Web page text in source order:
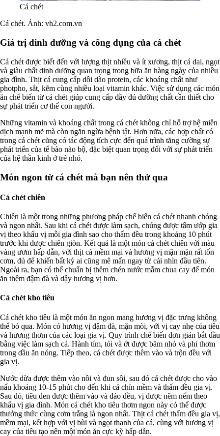
Cá chét
Cá chét. Ảnh: vh2.com.vn
Giá trị dinh dưỡng và công dụng của cá chét
Cá chét được biết đến với lượng thịt nhiều và ít xương, thịt cá dai, ngọt
và giàu chất dinh dưỡng quan trọng trong bữa ăn hàng ngày của nhiều
gia đình. Thịt cá cung cấp dồi dào protein, các khoáng chất như
photpho, sắt, kẽm cùng nhiều loại vitamin khác. Việc sử dụng các món
ăn chế biến từ cá chét giúp cung cấp đầy đủ dưỡng chất cần thiết cho
sự phát triển cơ thể con người.
Những vitamin và khoáng chất trong cá chét không chỉ hỗ trợ hệ miễn
dịch mạnh mẽ mà còn ngăn ngừa bệnh tật. Hơn nữa, các hợp chất có
trong cá chét cũng có tác động tích cực đến quá trình tăng cường sự
phát triển của tế bào não bộ, đặc biệt quan trọng đối với sự phát triển
của hệ thần kinh ở trẻ nhỏ.
Món ngon từ cá chét mà bạn nên thử qua
Cá chét chiên
Chiên là một trong những phương pháp chế biến cá chét nhanh chóng
và ngon nhất. Sau khi cá chét được làm sạch, chúng được tẩm ướp gia
vị theo khẩu vị mỗi gia đình sao cho thấm đều trong khoảng 10 phút
trước khi được chiên giòn. Kết quả là một món cá chét chiên với màu
vàng ươm hấp dẫn, với thịt cá mềm mại và hương vị mặn mặn rất tốn
cơm, đủ để khiến bất kỳ ai cũng mê mẩn ngay từ cái nhìn đầu tiên.
Ngoài ra, bạn có thể chuẩn bị thêm chén nước mắm chua cay để món
ăn thêm đậm đà và dậy hương vị hơn.
Cá chét kho tiêu
Cá chét kho tiêu là một món ăn ngon mang hương vị đặc trưng không
thể bỏ qua. Món có hương vị đậm đà, mặn mòi, với vị cay nhẹ của tiêu
và hương thơm của các loại gia vị. Quy trình chế biến đơn giản bắt đầu
bằng việc làm sạch cá. Hành tím, tỏi và ớt được băm nhỏ và phi thơm
trong dầu ăn nóng. Tiếp theo, cá chét được thêm vào và trộn đều với
gia vị.
Nước dừa được thêm vào nồi và đun sôi, sau đó cá chét được cho vào
nấu khoảng 10-15 phút cho đến khi cá chín mềm và thấm đều gia vị.
Sau đó, tiêu đen được thêm vào và đảo đều, vị được nêm nếm theo
khẩu vị gia đình. Món cá chét kho tiêu thơm ngon này có thể được
thưởng thức cùng cơm trắng là ngon nhất. Thịt cá chét thấm đều gia vị,
mềm mại, kết hợp với vị bùi và ngọt thanh của cá, cùng với hương vị
cay của tiêu tạo nên một món ăn cực kỳ hấp dẫn.